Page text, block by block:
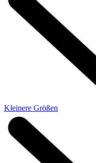
Kleinere Größen